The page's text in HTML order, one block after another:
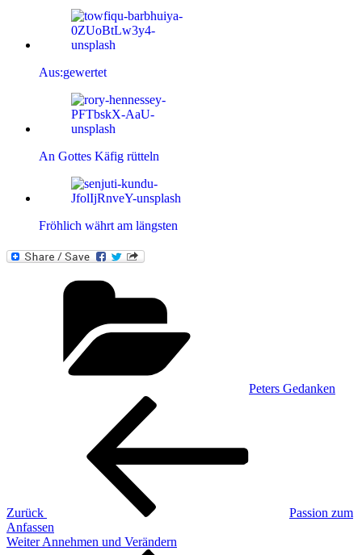
Aus:gewertet
An Gottes Käfig rütteln
Fröhlich währt am längsten
Peters Gedanken
Beitragsnavigation
Zurück
Passion zum
Anfassen
Nächster
Weiter Annehmen und Verändern